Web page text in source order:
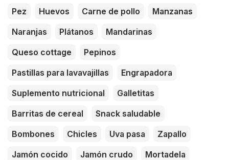
Pez Huevos Carne de pollo
Manzanas
Naranjas
Plátanos
Mandarinas
Queso cottage
Pepinos
Pastillas para lavavajillas
Engrapadora
Suplemento nutricional
Galletitas
Barritas de cereal
Snack saludable
Bombones
Chicles Uva pasa
Zapallo
Jamón cocido
Jamón crudo
Mortadela